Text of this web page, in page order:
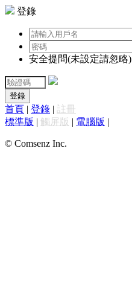
登錄
安全提問(未設定請忽略)
登錄
首頁 | 登錄 | 註冊
標準版 | 觸屏版 | 電腦版 |
© Comsenz Inc.